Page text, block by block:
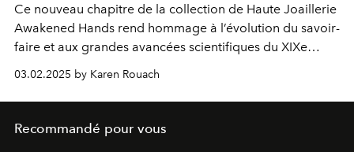
Ce nouveau chapitre de la collection de Haute Joaillerie
Awakened Hands rend hommage à l’évolution du savoir-
faire et aux grandes avancées scientifiques du XIXe
Vuitton pour les pierres extraordinaires et les métaux
précieux.
03.02.2025 by Karen Rouach
Recommandé pour vous